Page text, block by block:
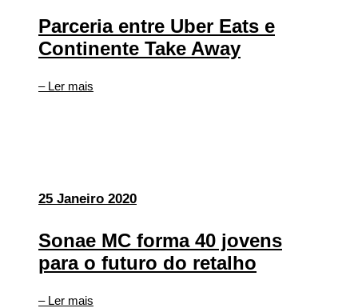
Parceria entre Uber Eats e
Continente Take Away
– Ler mais
25 Janeiro 2020
Sonae MC forma 40 jovens
para o futuro do retalho
– Ler mais